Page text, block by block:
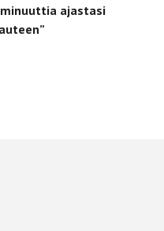
minuuttia ajastasi